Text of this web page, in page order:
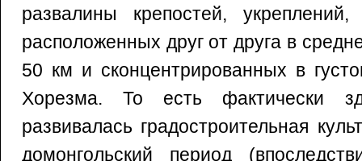
развалины крепостей,
расположенных друг от друга в
50 км и сконцентрированных в
Хорезма. То есть фактически
развивалась градостроительная
домонгольский период